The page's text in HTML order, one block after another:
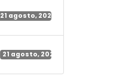
21 agosto, 2025
21 agosto, 2025